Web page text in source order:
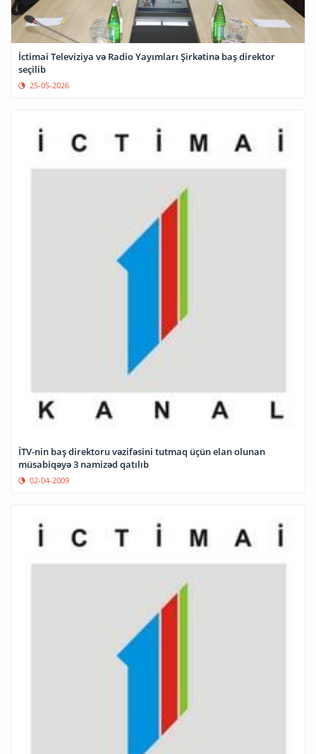
İctimai Televiziya və Radio Yayımları Şirkətinə baş direktor
seçilib
25-05-2026
İTV-nin baş direktoru vəzifəsini tutmaq üçün elan olunan
müsabiqəyə 3 namizəd qatılıb
02-04-2009